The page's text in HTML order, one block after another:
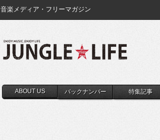
音楽メディア・フリーマガジン
ABOUT US バックナンバー 特集記事